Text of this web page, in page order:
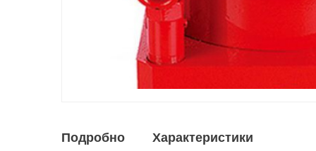
Подробно Характеристики